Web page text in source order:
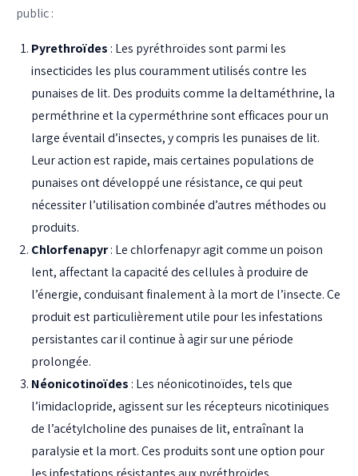
public :
Pyrethroïdes : Les pyréthroïdes sont parmi les
insecticides les plus couramment utilisés contre les
punaises de lit. Des produits comme la deltaméthrine, la
perméthrine et la cyperméthrine sont efficaces pour un
large éventail d’insectes, y compris les punaises de lit.
Leur action est rapide, mais certaines populations de
punaises ont développé une résistance, ce qui peut
nécessiter l’utilisation combinée d’autres méthodes ou
produits.
Chlorfenapyr: Le chlorfenapyr agit comme un poison
lent, affectant la capacité des cellules à produire de
l’énergie, conduisant finalement à la mort de l’insecte. Ce
produit est particulièrement utile pour les infestations
persistantes car il continue à agir sur une période
prolongée.
Néonicotinoïdes : Les néonicotinoïdes, tels que
l’imidaclopride, agissent sur les récepteurs nicotiniques
de l’acétylcholine des punaises de lit, entraînant la
paralysie et la mort. Ces produits sont une option pour